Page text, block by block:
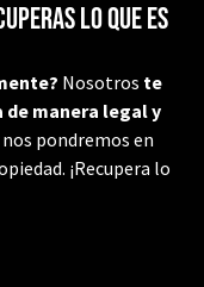
lo que es
Nosotros te
de manera legal y
pondremos en
¡Recupera lo